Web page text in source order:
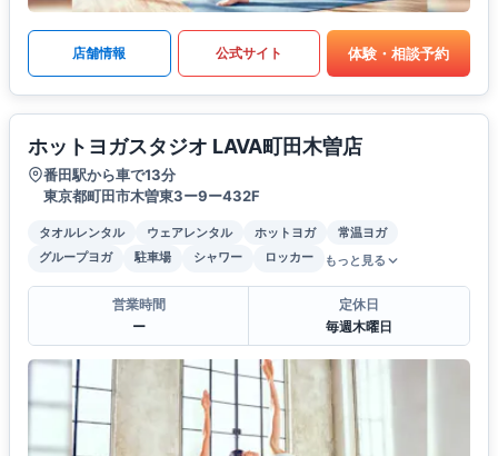
店舗情報 公式サイト 体験・相談予約
ホットヨガスタジオ LAVA町田木曽店
番田駅から車で13分
東京都町田市木曽東3ー9ー432F
タオルレンタル ウェアレンタル ホットヨガ
常温ヨガ
グループヨガ
駐車場 シャワー ロッカー もっと見る
営業時間
ー
定休日
毎週木曜日